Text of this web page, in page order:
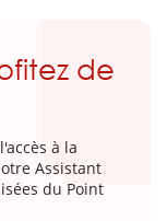
de
à la
Assistant
du Point